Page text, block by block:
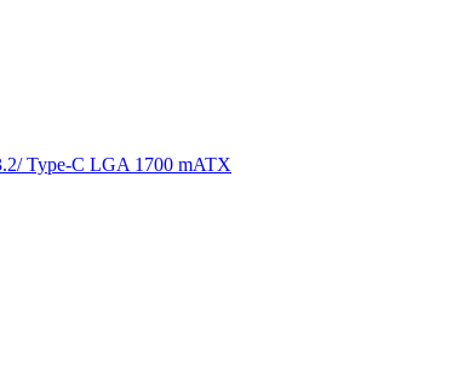
Type-C LGA 1700 mATX